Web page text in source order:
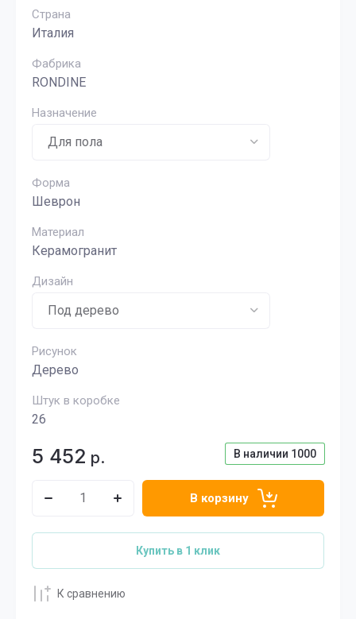
Страна
Италия
Фабрика
RONDINE
Назначение
Форма
Шеврон
Материал
Керамогранит
Дизайн
Рисунок
Дерево
Штук в коробке
26
В наличии 1000
5 452 р.
В корзину
Купить в 1 клик
К сравнению